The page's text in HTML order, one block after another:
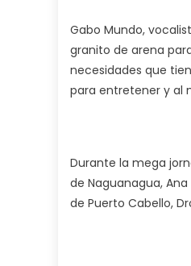
Gabo Mundo,
granito de arena
necesidades que
para entretener y al
Durante la mega
de Naguanagua,
de Puerto Cabello,